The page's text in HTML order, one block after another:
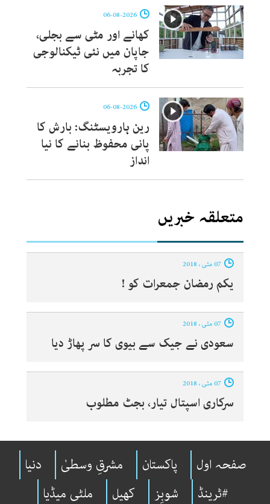
کھانے اور مٹی سے بجلی،
جاپان میں نئی ٹیکنالوجی
کا تجربہ
رین ہارویسٹنگ: بارش کا
پانی محفوظ بنانے کا نیا
انداز
متعلقہ خبریں
یکم رمضان جمعرات کو !
سعودی نے جیک سے بیوی کا سر پھاڑ دیا
سرکاری اسپتال تیار، بجٹ مطلوب
صفحہ اول پاکستان مشرقِ وسطیٰ
دنیا
#ٹرینڈ
شوبِز کھیل ملٹی میڈیا